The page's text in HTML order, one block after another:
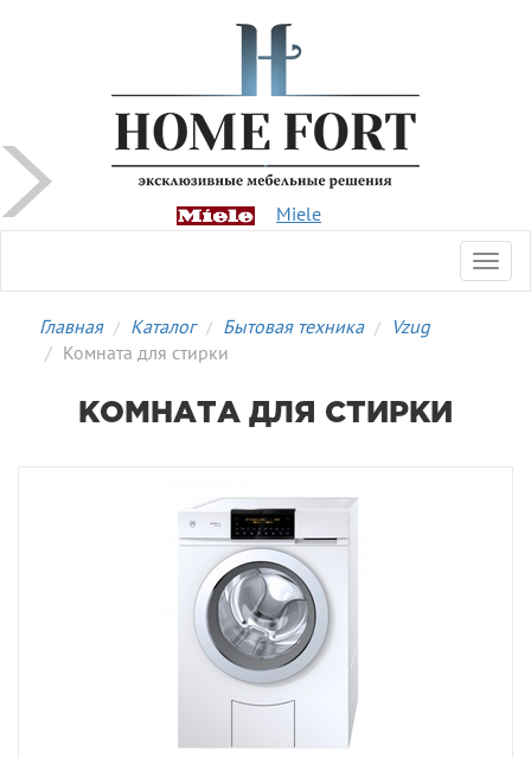
Miele
Главная Каталог Бытовая техника
Vzug
Комната для стирки
КОМНАТА ДЛЯ СТИРКИ